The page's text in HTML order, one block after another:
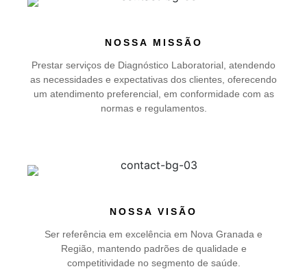
NOSSA MISSÃO
Prestar serviços de Diagnóstico Laboratorial, atendendo
as necessidades e expectativas dos clientes, oferecendo
um atendimento preferencial, em conformidade com as
normas e regulamentos.
NOSSA VISÃO
Ser referência em excelência em Nova Granada e
Região, mantendo padrões de qualidade e
competitividade no segmento de saúde.